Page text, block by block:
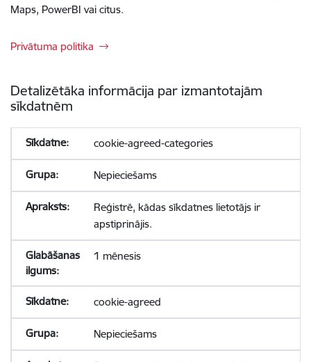
Maps, PowerBI vai citus.
Privātuma politika
Detalizētāka informācija par izmantotajām
sīkdatnēm
cookie-agreed-categories
Nepieciešams
Reģistrē, kādas sīkdatnes lietotājs ir
apstiprinājis.
1 mēnesis
cookie-agreed
Nepieciešams